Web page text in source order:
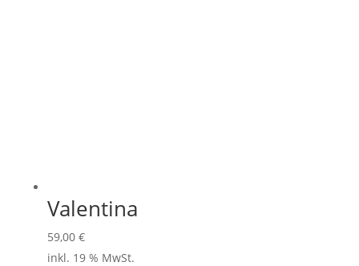
Valentina
59,00 €
inkl. 19 % MwSt.